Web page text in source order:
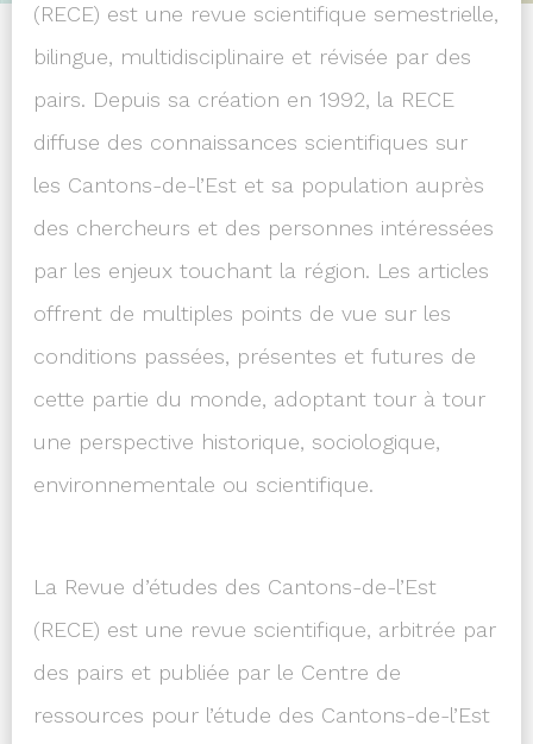
(RECE) est une revue scientifique semestrielle,
bilingue, multidisciplinaire et révisée par des
pairs. Depuis sa création en 1992, la RECE
diffuse des connaissances scientifiques sur
les Cantons-de-l’Est et sa population auprès
des chercheurs et des personnes intéressées
par les enjeux touchant la région. Les articles
offrent de multiples points de vue sur les
conditions passées, présentes et futures de
cette partie du monde, adoptant tour à tour
une perspective historique, sociologique,
environnementale ou scientifique.
La Revue d’études des Cantons-de-l’Est
(RECE) est une revue scientifique, arbitrée par
des pairs et publiée par le Centre de
ressources pour l’étude des Cantons-de-l’Est